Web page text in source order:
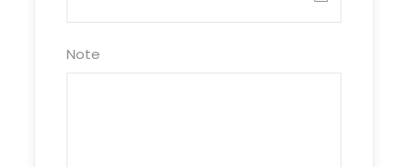
Note
bosco. Abbarbicata su un colle e avvolta da
avvolta da una serena e placida atmosfera. Un
luogo tranquillo dove ricostruire, con la sorella